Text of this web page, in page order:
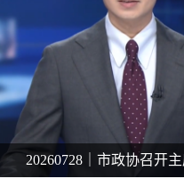
20260728｜市政协召开